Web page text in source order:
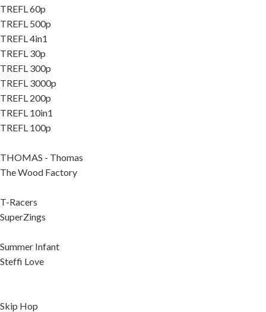
TREFL 60p
TREFL 500p
TREFL 4in1
TREFL 30p
TREFL 300p
TREFL 3000p
TREFL 200p
TREFL 10in1
TREFL 100p
THOMAS - Thomas
The Wood Factory
T-Racers
SuperZings
Summer Infant
Steffi Love
Skip Hop